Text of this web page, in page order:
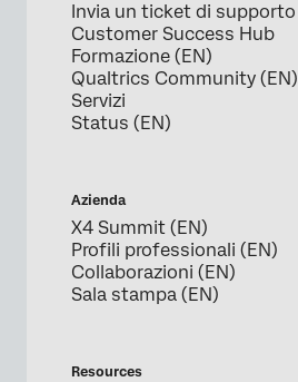
Invia un ticket di supporto
Customer Success Hub
Formazione (EN)
Qualtrics Community (EN)
Servizi
Status (EN)
Azienda
X4 Summit (EN)
Profili professionali (EN)
Collaborazioni (EN)
Sala stampa (EN)
Resources